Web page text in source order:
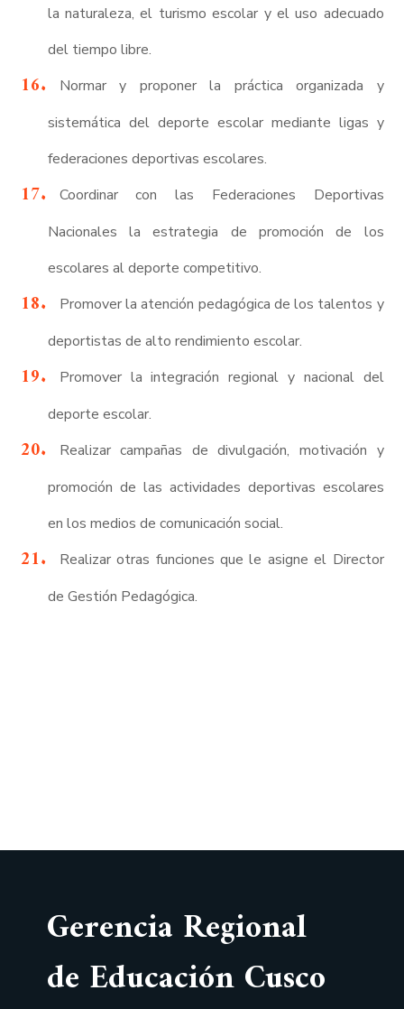
la naturaleza, el turismo escolar y el uso adecuado
del tiempo libre.
Normar y proponer la práctica organizada y
sistemática del deporte escolar mediante ligas y
federaciones deportivas escolares.
Coordinar con las Federaciones Deportivas
Nacionales la estrategia de promoción de los
escolares al deporte competitivo.
Promover la atención pedagógica de los talentos y
deportistas de alto rendimiento escolar.
Promover la integración regional y nacional del
deporte escolar.
Realizar campañas de divulgación, motivación y
promoción de las actividades deportivas escolares
en los medios de comunicación social.
Realizar otras funciones que le asigne el Director
de Gestión Pedagógica.
Gerencia Regional
de Educación Cusco